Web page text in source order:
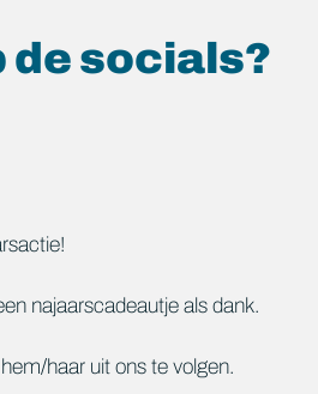
de socials?
najaarscadeautje als dank.
haar uit ons te volgen.